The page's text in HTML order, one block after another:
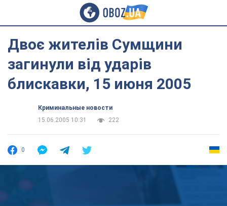
Двоє жителів Сумщини
загинули від ударів
блискавки, 15 июня 2005
Криминальные новости
15.06.2005 10:31
222
0